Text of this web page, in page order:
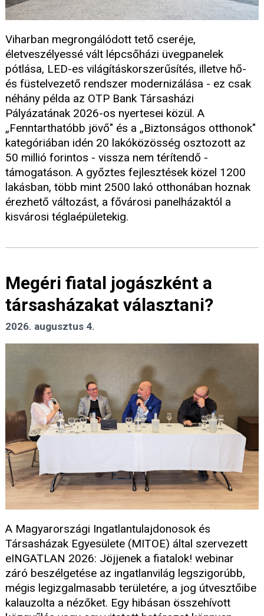
Viharban megrongálódott tető cseréje,
életveszélyessé vált lépcsőházi üvegpanelek
pótlása, LED-es világításkorszerűsítés, illetve hő-
és füstelvezető rendszer modernizálása - ez csak
néhány példa az OTP Bank Társasházi
Pályázatának 2026-os nyertesei közül. A
„Fenntarthatóbb jövő" és a „Biztonságos otthonok"
kategóriában idén 20 lakóközösség osztozott az
50 millió forintos - vissza nem térítendő -
támogatáson. A győztes fejlesztések közel 1200
lakásban, több mint 2500 lakó otthonában hoznak
érezhető változást, a fővárosi panelházaktól a
kisvárosi téglaépületekig.
Megéri fiatal jogászként a
társasházakat választani?
2026. augusztus 4.
A Magyarországi Ingatlantulajdonosok és
Társasházak Egyesülete (MITOE) által szervezett
eINGATLAN 2026: Jöjjenek a fiatalok! webinar
záró beszélgetése az ingatlanvilág legszigorúbb,
mégis legizgalmasabb területére, a jog útvesztőibe
kalauzolta a nézőket. Egy hibásan összehívott